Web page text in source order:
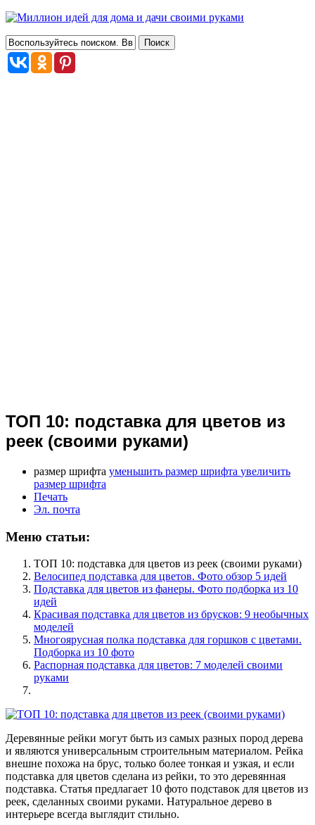
ТОП 10: подставка для цветов из
реек (своими руками)
размер шрифта уменьшить размер шрифта увеличить
размер шрифта
Печать
Эл. почта
Меню статьи:
ТОП 10: подставка для цветов из реек (своими руками)
Велосипед подставка для цветов. Фото обзор 5 идей
Подставка для цветов из фанеры. Фото подборка из 10
идей
Красивая подставка для цветов из брусков: 9 необычных
моделей
Многоярусная полка подставка для горшков с цветами.
Подборка из 10 фото
Распорная подставка для цветов: 7 моделей своими
руками
Деревянные рейки могут быть из самых разных пород дерева
и являются универсальным строительным материалом. Рейка
внешне похожа на брус, только более тонкая и узкая, и если
подставка для цветов сделана из рейки, то это деревянная
подставка. Статья предлагает 10 фото подставок для цветов из
реек, сделанных своими руками. Натуральное дерево в
интерьере всегда выглядит стильно.